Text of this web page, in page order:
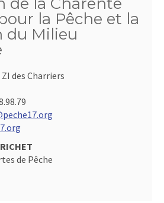
la Pêche et la
du Milieu
des Charriers
de Pêche